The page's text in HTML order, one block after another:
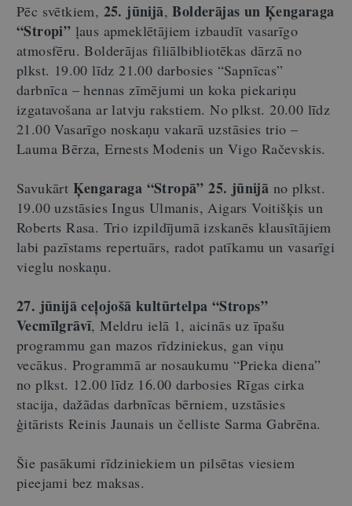
Pēc svētkiem, 25. jūnijā,Bolderājas un Ķengaraga
“Stropi” ļaus apmeklētājiem izbaudīt vasarīgo
atmosfēru. Bolderājas filiālbibliotēkas dārzā no
plkst. 19.00 līdz 21.00 darbosies “Sapnīcas”
darbnīca – hennas zīmējumi un koka piekariņu
izgatavošana ar latvju rakstiem. No plkst. 20.00 līdz
21.00 Vasarīgo noskaņu vakarā uzstāsies trio –
Lauma Bērza, Ernests Modenis un Vigo Račevskis.
Savukārt Ķengaraga “Stropā” 25. jūnijā no plkst.
19.00 uzstāsies Ingus Ulmanis, Aigars Voitišķis un
Roberts Rasa. Trio izpildījumā izskanēs klausītājiem
labi pazīstams repertuārs, radot patīkamu un vasarīgi
vieglu noskaņu.
27. jūnijā ceļojošā kultūrtelpa “Strops”
Vecmīlgrāvī, Meldru ielā 1, aicinās uz īpašu
programmu gan mazos rīdziniekus, gan viņu
vecākus. Programmā ar nosaukumu “Prieka diena”
no plkst. 12.00 līdz 16.00 darbosies Rīgas cirka
stacija, dažādas darbnīcas bērniem, uzstāsies
ģitārists Reinis Jaunais un čelliste Sarma Gabrēna.
Šie pasākumi rīdziniekiem un pilsētas viesiem
pieejami bez maksas.